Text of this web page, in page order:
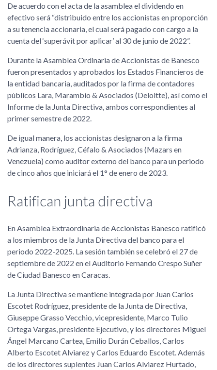
De acuerdo con el acta de la asamblea el dividendo en
efectivo será “distribuido entre los accionistas en proporción
a su tenencia accionaria, el cual será pagado con cargo a la
cuenta del ‘superávit por aplicar’ al 30 de junio de 2022”.
Durante la Asamblea Ordinaria de Accionistas de Banesco
fueron presentados y aprobados los Estados Financieros de
la entidad bancaria, auditados por la firma de contadores
públicos Lara, Marambio & Asociados (Deloitte), así como el
Informe de la Junta Directiva, ambos correspondientes al
primer semestre de 2022.
De igual manera, los accionistas designaron a la firma
Adrianza, Rodríguez, Céfalo & Asociados (Mazars en
Venezuela) como auditor externo del banco para un periodo
de cinco años que iniciará el 1° de enero de 2023.
Ratifican junta directiva
En Asamblea Extraordinaria de Accionistas Banesco ratificó
a los miembros de la Junta Directiva del banco para el
periodo 2022-2025. La sesión también se celebró el 27 de
septiembre de 2022 en el Auditorio Fernando Crespo Suñer
de Ciudad Banesco en Caracas.
La Junta Directiva se mantiene integrada por Juan Carlos
Escotet Rodríguez, presidente de la Junta de Directiva,
Giuseppe Grasso Vecchio, vicepresidente, Marco Tulio
Ortega Vargas, presidente Ejecutivo, y los directores Miguel
Ángel Marcano Cartea, Emilio Durán Ceballos, Carlos
Alberto Escotet Alviarez y Carlos Eduardo Escotet. Además
de los directores suplentes Juan Carlos Alviarez Hurtado,